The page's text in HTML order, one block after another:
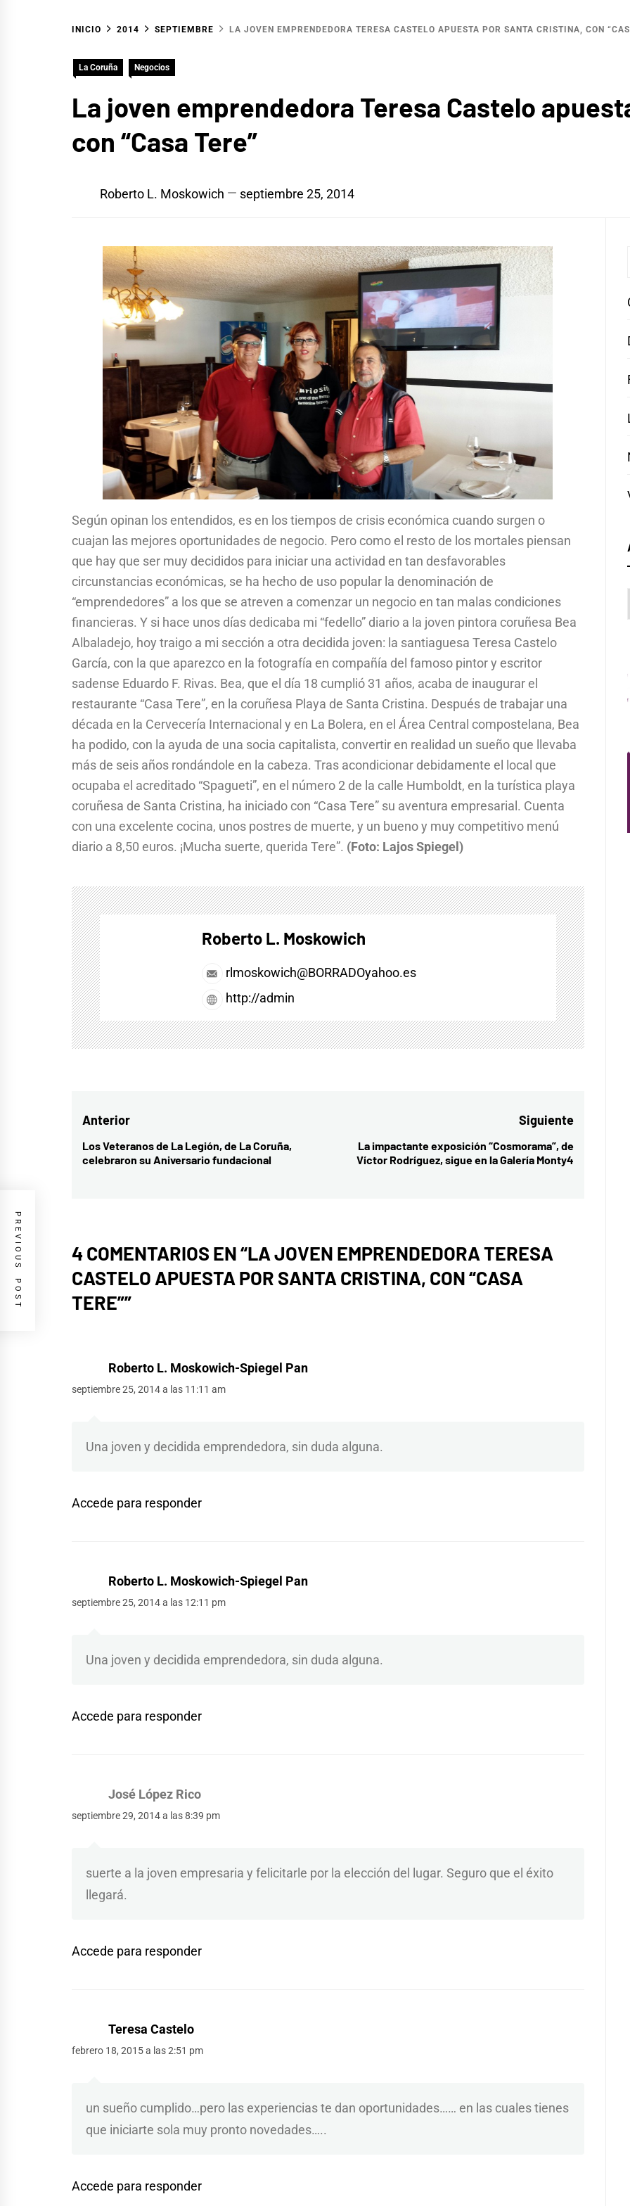
INICIO 2014 SEPTIEMBRE LA JOVEN EMPRENDEDORA TERESA CASTELO APUESTA POR SANTA CRISTINA, CON
La Coruña Negocios
La joven emprendedora Teresa Castelo
con “Casa Tere”
Roberto L. Moskowich septiembre 25, 2014
Según opinan los entendidos, es en los tiempos de crisis económica cuando surgen o
cuajan las mejores oportunidades de negocio. Pero como el resto de los mortales piensan
que hay que ser muy decididos para iniciar una actividad en tan desfavorables
circunstancias económicas, se ha hecho de uso popular la denominación de
“emprendedores” a los que se atreven a comenzar un negocio en tan malas condiciones
financieras. Y si hace unos días dedicaba mi “fedello” diario a la joven pintora coruñesa Bea
Albaladejo, hoy traigo a mi sección a otra decidida joven: la santiaguesa Teresa Castelo
García, con la que aparezco en la fotografía en compañía del famoso pintor y escritor
sadense Eduardo F. Rivas. Bea, que el día 18 cumplió 31 años, acaba de inaugurar el
restaurante “Casa Tere”, en la coruñesa Playa de Santa Cristina. Después de trabajar una
década en la Cervecería Internacional y en La Bolera, en el Área Central compostelana, Bea
ha podido, con la ayuda de una socia capitalista, convertir en realidad un sueño que llevaba
más de seis años rondándole en la cabeza. Tras acondicionar debidamente el local que
ocupaba el acreditado “Spagueti”, en el número 2 de la calle Humboldt, en la turística playa
coruñesa de Santa Cristina, ha iniciado con “Casa Tere” su aventura empresarial. Cuenta
con una excelente cocina, unos postres de muerte, y un bueno y muy competitivo menú
diario a 8,50 euros. ¡Mucha suerte, querida Tere”. (Foto: Lajos Spiegel)
Roberto L. Moskowich
rlmoskowich@BORRADOyahoo.es
http://admin
Navegación
de
Anterior
Entrada
anterior:
Los Veteranos de La Legión, de La Coruña,
celebraron su Aniversario fundacional
Siguiente
Entrada
La impactante exposición “Cosmorama”, de
Víctor Rodríguez, sigue en la Galería Monty4
PREVIOUS POST 4 COMENTARIOS EN “LA JOVEN EMPRENDEDORA TERESA
CASTELO APUESTA POR SANTA CRISTINA, CON “CASA
TERE””
Roberto L. Moskowich-Spiegel Pan
septiembre 25, 2014 a las 11:11 am
Una joven y decidida emprendedora, sin duda alguna.
Accede para responder
Roberto L. Moskowich-Spiegel Pan
septiembre 25, 2014 a las 12:11 pm
Una joven y decidida emprendedora, sin duda alguna.
Accede para responder
José López Rico
septiembre 29, 2014 a las 8:39 pm
suerte a la joven empresaria y felicitarle por la elección del lugar. Seguro que el éxito
llegará.
Accede para responder
Teresa Castelo
febrero 18, 2015 a las 2:51 pm
un sueño cumplido…pero las experiencias te dan oportunidades…… en las cuales tienes
que iniciarte sola muy pronto novedades…..
Accede para responder